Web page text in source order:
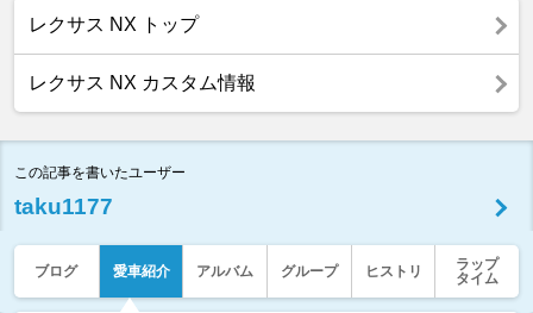
レクサス NX トップ
レクサス NX カスタム情報
この記事を書いたユーザー
taku1177
ブログ 愛車紹介 アルバム グループ ヒストリ
ラップ
タイム